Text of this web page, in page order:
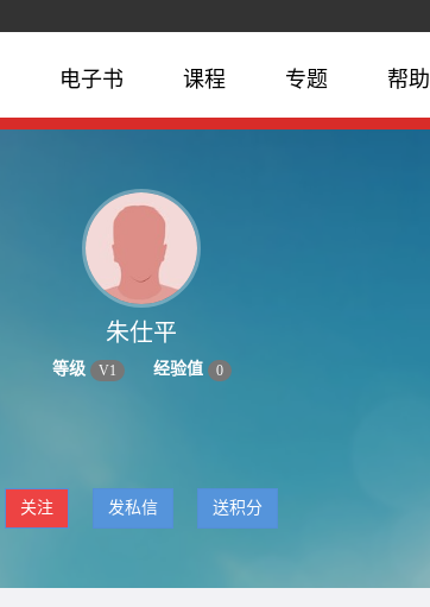
电子书 课程 专题 帮助
朱仕平
等级 V1 经验值 0
关注 发私信 送积分